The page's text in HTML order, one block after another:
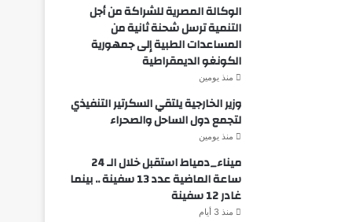
الوكالة المصرية للشراكة من أجل
التنمية ترسل شحنة ثانية من
المساعدات الطبية إلى جمهورية
الكونغو الديمقراطية
منذ يومين
وزير الخارجية يلتقي السكرتير التنفيذي
لتجمع دول الساحل والصحراء
منذ يومين
ميناء_دمياط استقبل خلال الـ 24
ساعة الماضية عدد 13 سفينة .. بينما
غادر 12 سفينة
منذ 3 أيام